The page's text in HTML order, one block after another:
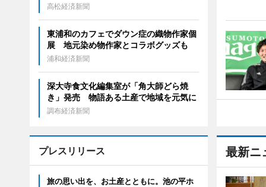
最新ニ
高松経済新聞
東浦和のカフェでダウン症の織物作家個
展 地元染め物作家とコラボグッズも
浦和経済新聞
深大寺食文化編集室が「角大師どら焼
き」発売 物語ある土産で地域を元気に
調布経済新聞
プレスリリース
旅の思い出を、お土産とともに。池の平ホ